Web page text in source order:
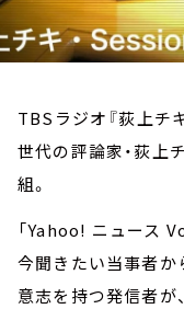
TBSラジオ『荻上チ
世代の評論家・荻上
組。
「Yahoo! ニュース
今聞きたい当事者か
意志を持つ発信者が